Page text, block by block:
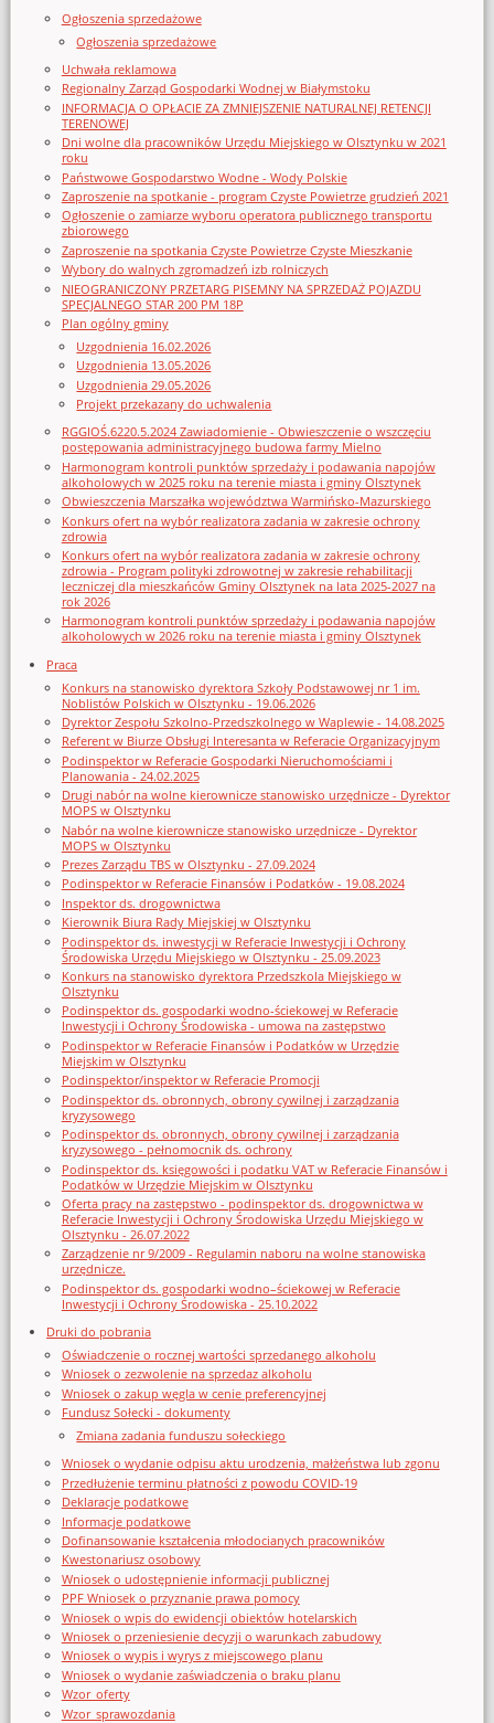
Ogłoszenia sprzedażowe
Ogłoszenia sprzedażowe
Uchwała reklamowa
Regionalny Zarząd Gospodarki Wodnej w Białymstoku
INFORMACJA O OPŁACIE ZA ZMNIEJSZENIE NATURALNEJ RETENCJI
TERENOWEJ
Dni wolne dla pracowników Urzędu Miejskiego w Olsztynku w 2021
roku
Państwowe Gospodarstwo Wodne - Wody Polskie
Zaproszenie na spotkanie - program Czyste Powietrze grudzień 2021
Ogłoszenie o zamiarze wyboru operatora publicznego transportu
zbiorowego
Zaproszenie na spotkania Czyste Powietrze Czyste Mieszkanie
Wybory do walnych zgromadzeń izb rolniczych
NIEOGRANICZONY PRZETARG PISEMNY NA SPRZEDAŻ POJAZDU
SPECJALNEGO STAR 200 PM 18P
Plan ogólny gminy
Uzgodnienia 16.02.2026
Uzgodnienia 13.05.2026
Uzgodnienia 29.05.2026
Projekt przekazany do uchwalenia
RGGIOŚ.6220.5.2024 Zawiadomienie - Obwieszczenie o wszczęciu
postępowania administracyjnego budowa farmy Mielno
Harmonogram kontroli punktów sprzedaży i podawania napojów
alkoholowych w 2025 roku na terenie miasta i gminy Olsztynek
Obwieszczenia Marszałka województwa Warmińsko-Mazurskiego
Konkurs ofert na wybór realizatora zadania w zakresie ochrony
zdrowia
Konkurs ofert na wybór realizatora zadania w zakresie ochrony
zdrowia - Program polityki zdrowotnej w zakresie rehabilitacji
leczniczej dla mieszkańców Gminy Olsztynek na lata 2025-2027 na
rok 2026
Harmonogram kontroli punktów sprzedaży i podawania napojów
alkoholowych w 2026 roku na terenie miasta i gminy Olsztynek
Praca
Konkurs na stanowisko dyrektora Szkoły Podstawowej nr 1 im.
Noblistów Polskich w Olsztynku - 19.06.2026
Dyrektor Zespołu Szkolno-Przedszkolnego w Waplewie - 14.08.2025
Referent w Biurze Obsługi Interesanta w Referacie Organizacyjnym
Podinspektor w Referacie Gospodarki Nieruchomościami i
Planowania - 24.02.2025
Drugi nabór na wolne kierownicze stanowisko urzędnicze - Dyrektor
MOPS w Olsztynku
Nabór na wolne kierownicze stanowisko urzędnicze - Dyrektor
MOPS w Olsztynku
Prezes Zarządu TBS w Olsztynku - 27.09.2024
Podinspektor w Referacie Finansów i Podatków - 19.08.2024
Inspektor ds. drogownictwa
Kierownik Biura Rady Miejskiej w Olsztynku
Podinspektor ds. inwestycji w Referacie Inwestycji i Ochrony
Środowiska Urzędu Miejskiego w Olsztynku - 25.09.2023
Konkurs na stanowisko dyrektora Przedszkola Miejskiego w
Olsztynku
Podinspektor ds. gospodarki wodno-ściekowej w Referacie
Inwestycji i Ochrony Środowiska - umowa na zastępstwo
Podinspektor w Referacie Finansów i Podatków w Urzędzie
Miejskim w Olsztynku
Podinspektor/inspektor w Referacie Promocji
Podinspektor ds. obronnych, obrony cywilnej i zarządzania
kryzysowego
Podinspektor ds. obronnych, obrony cywilnej i zarządzania
kryzysowego - pełnomocnik ds. ochrony
Podinspektor ds. księgowości i podatku VAT w Referacie Finansów i
Podatków w Urzędzie Miejskim w Olsztynku
Oferta pracy na zastępstwo - podinspektor ds. drogownictwa w
Referacie Inwestycji i Ochrony Środowiska Urzędu Miejskiego w
Olsztynku - 26.07.2022
Zarządzenie nr 9/2009 - Regulamin naboru na wolne stanowiska
urzędnicze.
Podinspektor ds. gospodarki wodno–ściekowej w Referacie
Inwestycji i Ochrony Środowiska - 25.10.2022
Druki do pobrania
Oświadczenie o rocznej wartości sprzedanego alkoholu
Wniosek o zezwolenie na sprzedaz alkoholu
Wniosek o zakup węgla w cenie preferencyjnej
Fundusz Sołecki - dokumenty
Zmiana zadania funduszu sołeckiego
Wniosek o wydanie odpisu aktu urodzenia, małżeństwa lub zgonu
Przedłużenie terminu płatności z powodu COVID-19
Deklaracje podatkowe
Informacje podatkowe
Dofinansowanie kształcenia młodocianych pracowników
Kwestonariusz osobowy
Wniosek o udostępnienie informacji publicznej
PPF Wniosek o przyznanie prawa pomocy
Wniosek o wpis do ewidencji obiektów hotelarskich
Wniosek o przeniesienie decyzji o warunkach zabudowy
Wniosek o wypis i wyrys z miejscowego planu
Wniosek o wydanie zaświadczenia o braku planu
Wzor_oferty
Wzor_sprawozdania